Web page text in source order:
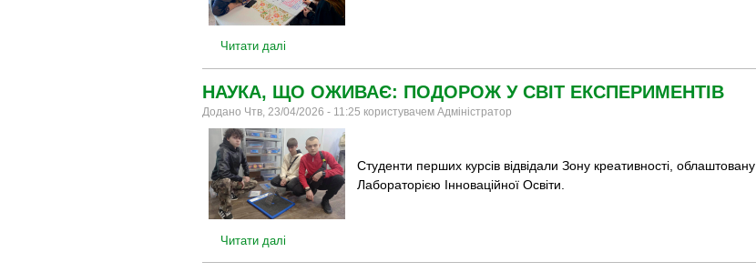
Читати далі
НАУКА, ЩО ОЖИВАЄ: ПОДОРОЖ У СВІТ ЕКСПЕРИМЕНТІВ
Додано Чтв, 23/04/2026 - 11:25 користувачем Адміністратор
Студенти перших курсів відвідали Зону креативності, облаштовану
Лабораторією Інноваційної Освіти.
Читати далі